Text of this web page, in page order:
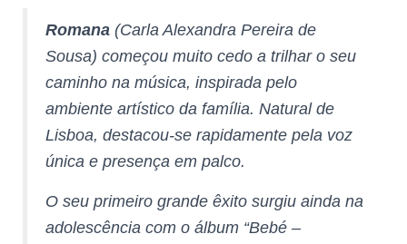
Romana (Carla Alexandra Pereira de
Sousa) começou muito cedo a trilhar o seu
caminho na música, inspirada pelo
ambiente artístico da família. Natural de
Lisboa, destacou-se rapidamente pela voz
única e presença em palco.
O seu primeiro grande êxito surgiu ainda na
adolescência com o álbum “Bebé –